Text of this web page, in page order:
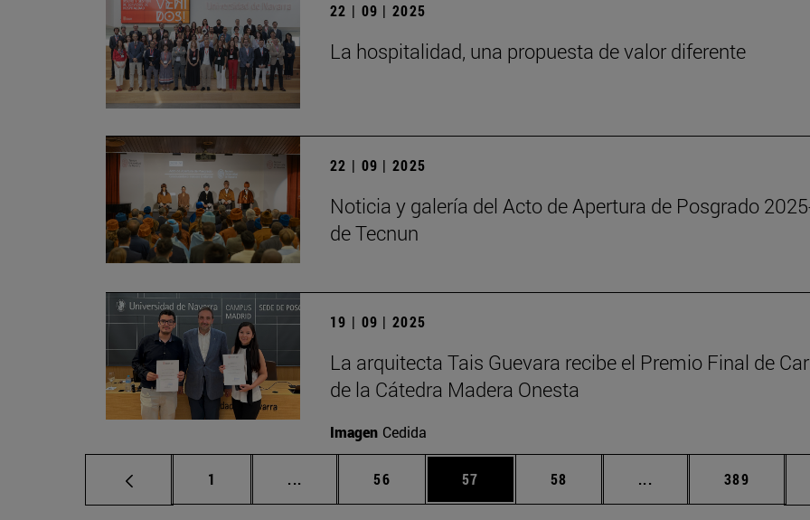
22 | 09 | 2025
La hospitalidad, una propuesta de valor diferente
22 | 09 | 2025
Noticia y galería del Acto de Apertura de Posgrado
de Tecnun
19 | 09 | 2025
La arquitecta Tais Guevara recibe el Premio Final de
de la Cátedra Madera Onesta
Imagen Cedida
Página
1 ... Páginas intermedias Use TAB para desplazarse.
Página
56 Página
57 Página
58 ... Páginas intermedias
Página
389